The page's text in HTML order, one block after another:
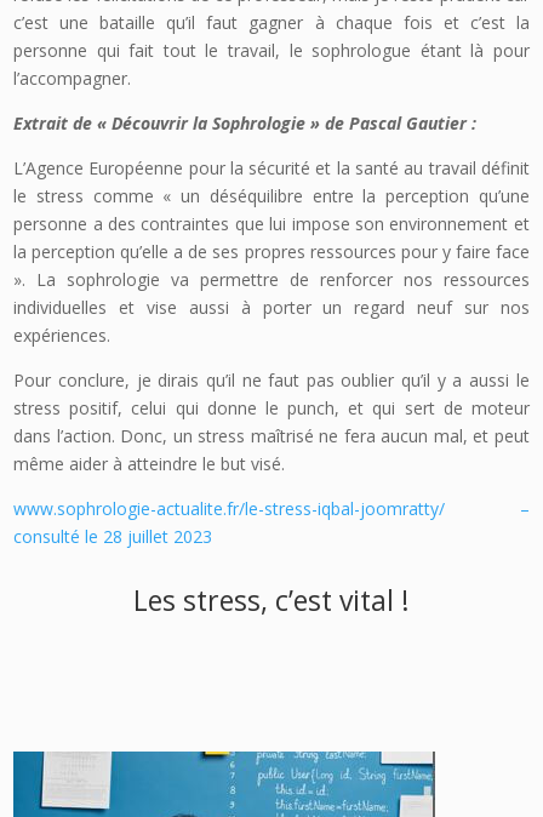
c’est une bataille qu’il faut gagner à chaque fois et c’est la
personne qui fait tout le travail, le sophrologue étant là pour
l’accompagner.
Extrait de « Découvrir la Sophrologie » de Pascal Gautier :
L’Agence Européenne pour la sécurité et la santé au travail définit
le stress comme « un déséquilibre entre la perception qu’une
personne a des contraintes que lui impose son environnement et
la perception qu’elle a de ses propres ressources pour y faire face
». La sophrologie va permettre de renforcer nos ressources
individuelles et vise aussi à porter un regard neuf sur nos
expériences.
Pour conclure, je dirais qu’il ne faut pas oublier qu’il y a aussi le
stress positif, celui qui donne le punch, et qui sert de moteur
dans l’action. Donc, un stress maîtrisé ne fera aucun mal, et peut
même aider à atteindre le but visé.
www.sophrologie-actualite.fr/le-stress-iqbal-joomratty/ –
consulté le 28 juillet 2023
Les stress, c’est vital !